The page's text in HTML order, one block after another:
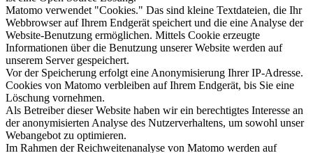
Matomo verwendet "Cookies." Das sind kleine Textdateien, die Ihr
Webbrowser auf Ihrem Endgerät speichert und die eine Analyse der
Website-Benutzung ermöglichen. Mittels Cookie erzeugte
Informationen über die Benutzung unserer Website werden auf
unserem Server gespeichert.
Vor der Speicherung erfolgt eine Anonymisierung Ihrer IP-Adresse.
Cookies von Matomo verbleiben auf Ihrem Endgerät, bis Sie eine
Löschung vornehmen.
Als Betreiber dieser Website haben wir ein berechtigtes Interesse an
der anonymisierten Analyse des Nutzerverhaltens, um sowohl unser
Webangebot zu optimieren.
Im Rahmen der Reichweitenanalyse von Matomo werden auf